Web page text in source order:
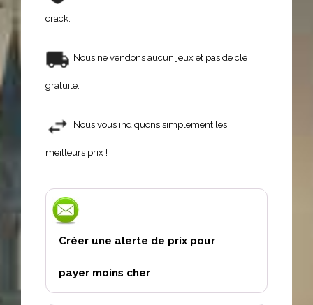
crack.
Nous ne vendons aucun jeux et pas de clé
gratuite.
Nous vous indiquons simplement les
meilleurs prix !
Créer une alerte de prix pour
payer moins cher